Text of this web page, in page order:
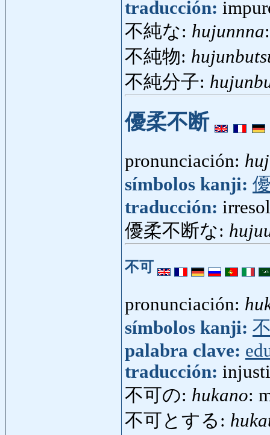
traducción:
不純な: hujunnna
不純物:
不純分子:
優柔不断
pronunciación:
símbolos kanji:
traducción:
優柔不断な:
不可
pronunciación:
símbolos kanji:
palabra clave:
traducción:
不可の: hukano:
不可とする: